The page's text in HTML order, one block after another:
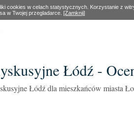
cookies w celach statystycznych. Korzystanie z
w Twojej przegladarce. [Zamknij]
Łódź -
Łódź dla mieszkańców miasta